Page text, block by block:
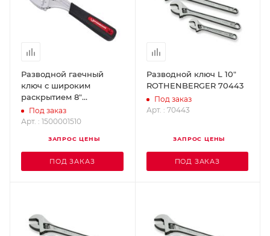
Разводной гаечный
ключ с широким
раскрытием 8"
ROTHENBERGER
1500001510
Под заказ
Арт. : 1500001510
ЗАПРОС ЦЕНЫ
ПОД ЗАКАЗ
Разводной ключ L 10"
ROTHENBERGER 70443
Под заказ
Арт. : 70443
ЗАПРОС ЦЕНЫ
ПОД ЗАКАЗ